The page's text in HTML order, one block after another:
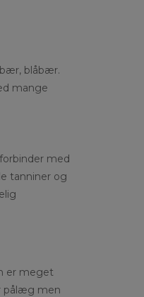
blåbær.
mange
med
tanniner og
er meget
pålæg men